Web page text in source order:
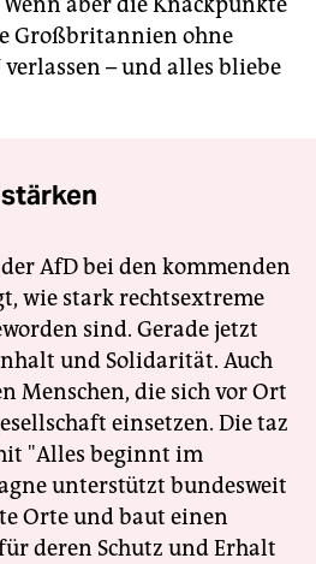
Großbritannien ohne
– und alles bliebe
AfD bei den kommenden
wie stark rechtsextreme
sind. Gerade jetzt
und Solidarität. Auch
Menschen, die sich vor Ort
einsetzen. Die taz
"Alles beginnt im
unterstützt bundesweit
Orte und baut einen
deren Schutz und Erhalt